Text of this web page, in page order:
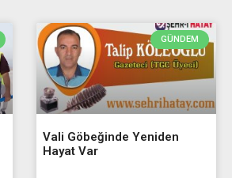
GÜNDEM
Vali Göbeğinde Yeniden
Hayat Var